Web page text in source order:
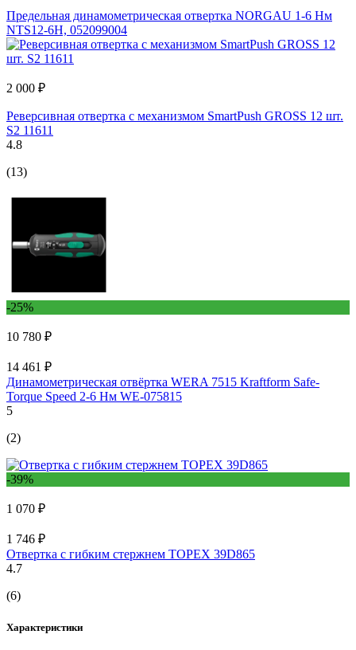
Предельная динамометрическая отвертка NORGAU 1-6 Нм
NTS12-6H, 052099004
2 000 ₽
Реверсивная отвертка с механизмом SmartPush GROSS 12 шт.
S2 11611
4.8
(13)
-25%
10 780 ₽
14 461 ₽
Динамометрическая отвёртка WERA 7515 Kraftform Safe-
Torque Speed 2-6 Нм WE-075815
5
(2)
-39%
1 070 ₽
1 746 ₽
Отвертка с гибким стержнем TOPEX 39D865
4.7
(6)
Характеристики